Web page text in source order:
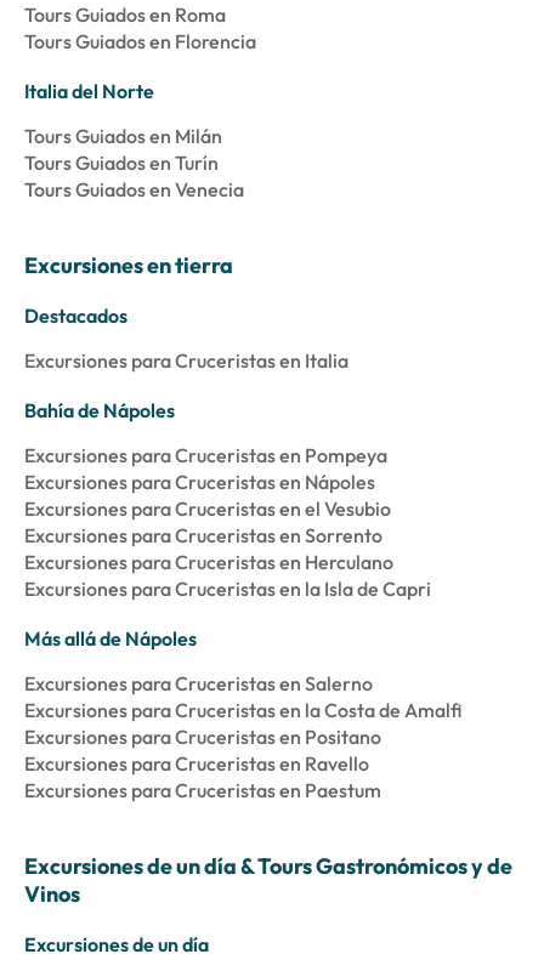
Tours Guiados en Roma
Tours Guiados en Florencia
Italia del Norte
Tours Guiados en Milán
Tours Guiados en Turín
Tours Guiados en Venecia
Excursiones en tierra
Destacados
Excursiones para Cruceristas en Italia
Bahía de Nápoles
Excursiones para Cruceristas en Pompeya
Excursiones para Cruceristas en Nápoles
Excursiones para Cruceristas en el Vesubio
Excursiones para Cruceristas en Sorrento
Excursiones para Cruceristas en Herculano
Excursiones para Cruceristas en la Isla de Capri
Más allá de Nápoles
Excursiones para Cruceristas en Salerno
Excursiones para Cruceristas en la Costa de Amalfi
Excursiones para Cruceristas en Positano
Excursiones para Cruceristas en Ravello
Excursiones para Cruceristas en Paestum
Excursiones de un día & Tours Gastronómicos y de
Vinos
Excursiones de un día